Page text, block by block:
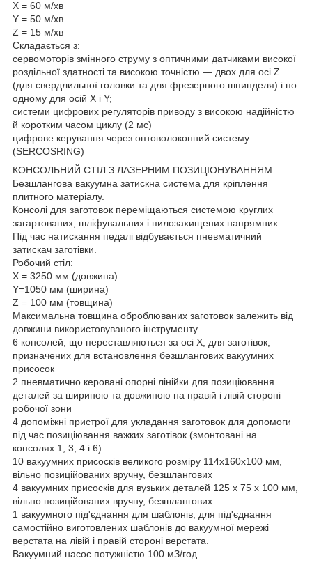
Х = 60 м/хв
Y = 50 м/хв
Z = 15 м/хв
Складається з:
сервомоторів змінного струму з оптичними датчиками високої
роздільної здатності та високою точністю — двох для осі Z
(для свердлильної головки та для фрезерного шпинделя) і по
одному для осій X і Y;
системи цифрових регуляторів приводу з високою надійністю
й коротким часом циклу (2 мс)
цифрове керування через оптоволоконний систему
(SERCOSRING)
КОНСОЛЬНИЙ СТІЛ З ЛАЗЕРНИМ ПОЗИЦІОНУВАННЯМ
Безшлангова вакуумна затискна система для кріплення
плитного матеріалу.
Консолі для заготовок переміщаються системою круглих
загартованих, шліфувальних і пилозахищених напрямних.
Під час натискання педалі відбувається пневматичний
затискач заготівки.
Робочий стіл:
X = 3250 мм (довжина)
Y=1050 мм (ширина)
Z = 100 мм (товщина)
Максимальна товщина оброблюваних заготовок залежить від
довжини використовуваного інструменту.
6 консолей, що переставляються за осі X, для заготівок,
призначених для встановлення безшлангових вакуумних
присосок
2 пневматично керовані опорні лінійки для позиціювання
деталей за шириною та довжиною на правій і лівій стороні
робочої зони
4 допоміжні пристрої для укладання заготовок для допомоги
під час позиціювання важких заготівок (змонтовані на
консолях 1, 3, 4 і 6)
10 вакуумних присосків великого розміру 114x160x100 мм,
вільно позиційованих вручну, безшлангових
4 вакуумних присосків для вузьких деталей 125 х 75 х 100 мм,
вільно позиційованих вручну, безшлангових
1 вакуумного під'єднання для шаблонів, для під'єднання
самостійно виготовлених шаблонів до вакуумної мережі
верстата на лівій і правій стороні верстата.
Вакуумний насос потужністю 100 мЗ/год